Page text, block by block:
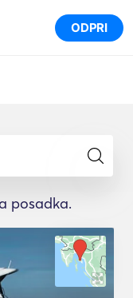
ODPRI
posadka.